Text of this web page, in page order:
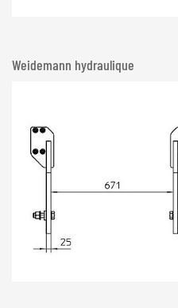
Weidemann hydraulique